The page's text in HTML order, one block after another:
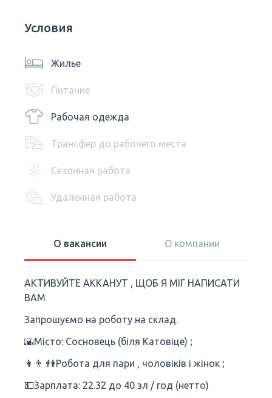
Условия
Жилье
Питание
Рабочая одежда
Трансфер до рабочего места
Сезонная работа
Удаленная работа
О вакансии О компании
АКТИВУЙТЕ АККАНУТ , ЩОБ Я МІГ НАПИСАТИ
ВАМ
Запрошуємо на роботу на склад.
🌇Місто: Сосновець (біля Катовіце) ;
👩👨‍ 👫Робота для пари , чоловіків і жінок ;
💵Зарплата: 22.32 до 40 зл / год (нетто)